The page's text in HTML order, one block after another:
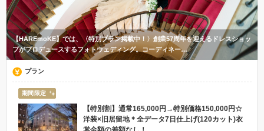
【HAREmoKE】では、〈特別プラン掲載中！〉創業57周年を迎えるドレスショッ
プがプロデュースするフォトウェディング。コーディネー…
プラン
期間限定
【特別割】通常165,000円→特別価格150,000円☆
洋装×旧居留地＊全データ7日仕上げ(120カット)衣